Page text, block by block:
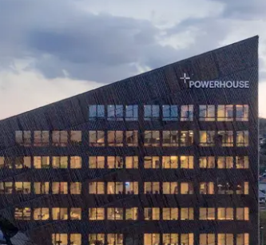
Mein
Arbeitsplatz
kennenlernen